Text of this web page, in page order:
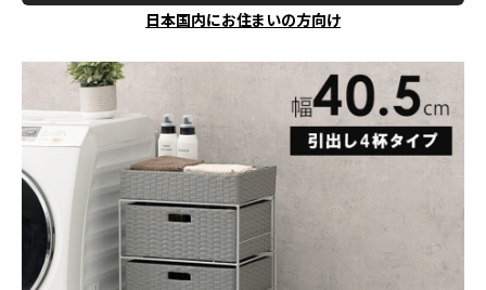
日本国内にお住まいの方向け